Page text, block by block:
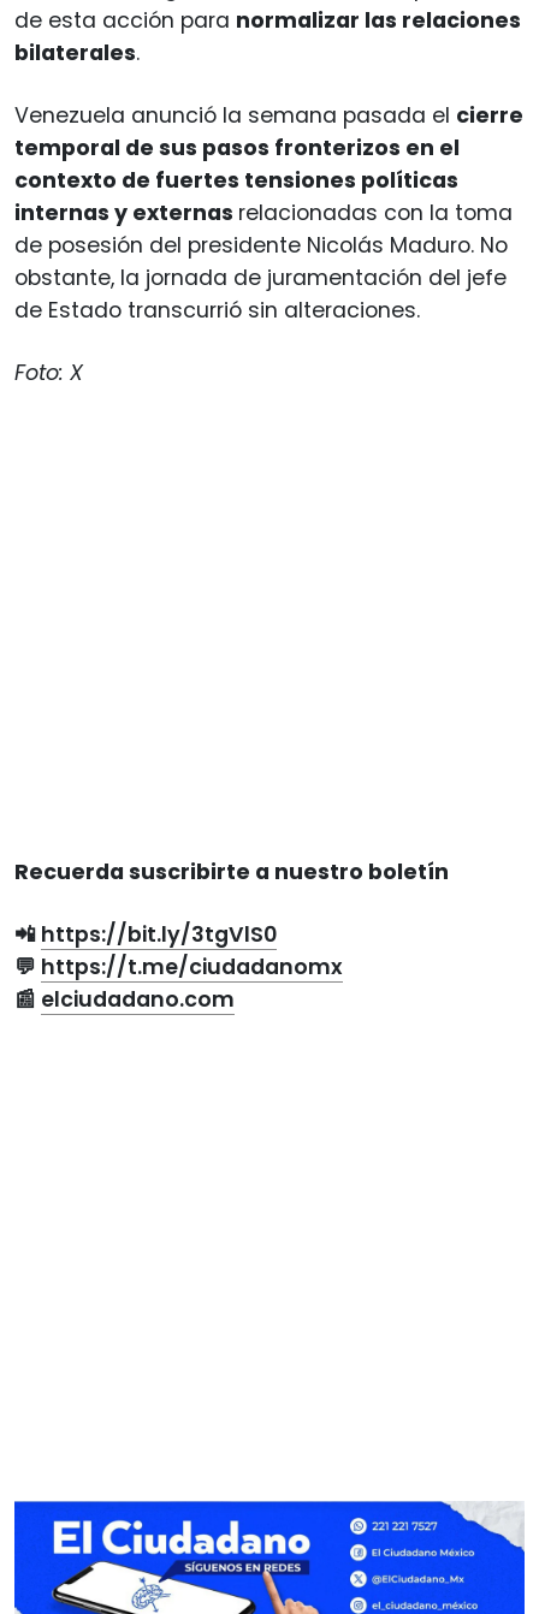
de esta acción para normalizar las relaciones
bilaterales.
Venezuela anunció la semana pasada el cierre
temporal de sus pasos fronterizos en el
contexto de fuertes tensiones políticas
internas y externas relacionadas con la toma
de posesión del presidente Nicolás Maduro. No
obstante, la jornada de juramentación del jefe
de Estado transcurrió sin alteraciones.
Foto: X
Recuerda suscribirte a nuestro boletín
📲 https://bit.ly/3tgVlS0
💬 https://t.me/ciudadanomx
📰 elciudadano.com